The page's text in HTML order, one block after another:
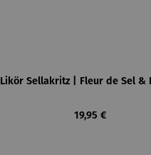
Likör Sellakritz | Fleur de Sel &
Regulärer Preis:
19,95 €